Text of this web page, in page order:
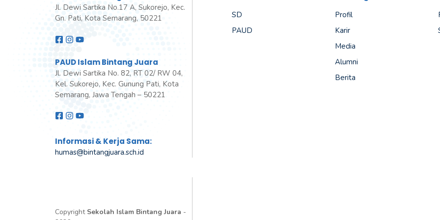
Jl. Dewi Sartika No.17 A, Sukorejo, Kec.
Gn. Pati, Kota Semarang, 50221
PAUD Islam Bintang Juara
Jl. Dewi Sartika No. 82, RT 02/ RW 04,
Kel. Sukorejo, Kec. Gunung Pati, Kota
Semarang, Jawa Tengah – 50221
Informasi & Kerja Sama:
humas@bintangjuara.sch.id
SD
PAUD
Profil
Karir
Media
Alumni
Berita
Copyright Sekolah Islam Bintang Juara -